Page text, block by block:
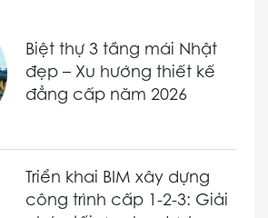
Biệt thự 3 tầng mái Nhật
đẹp – Xu hướng thiết kế
đẳng cấp năm 2026
Triển khai BIM xây dựng
công trình cấp 1-2-3: Giải